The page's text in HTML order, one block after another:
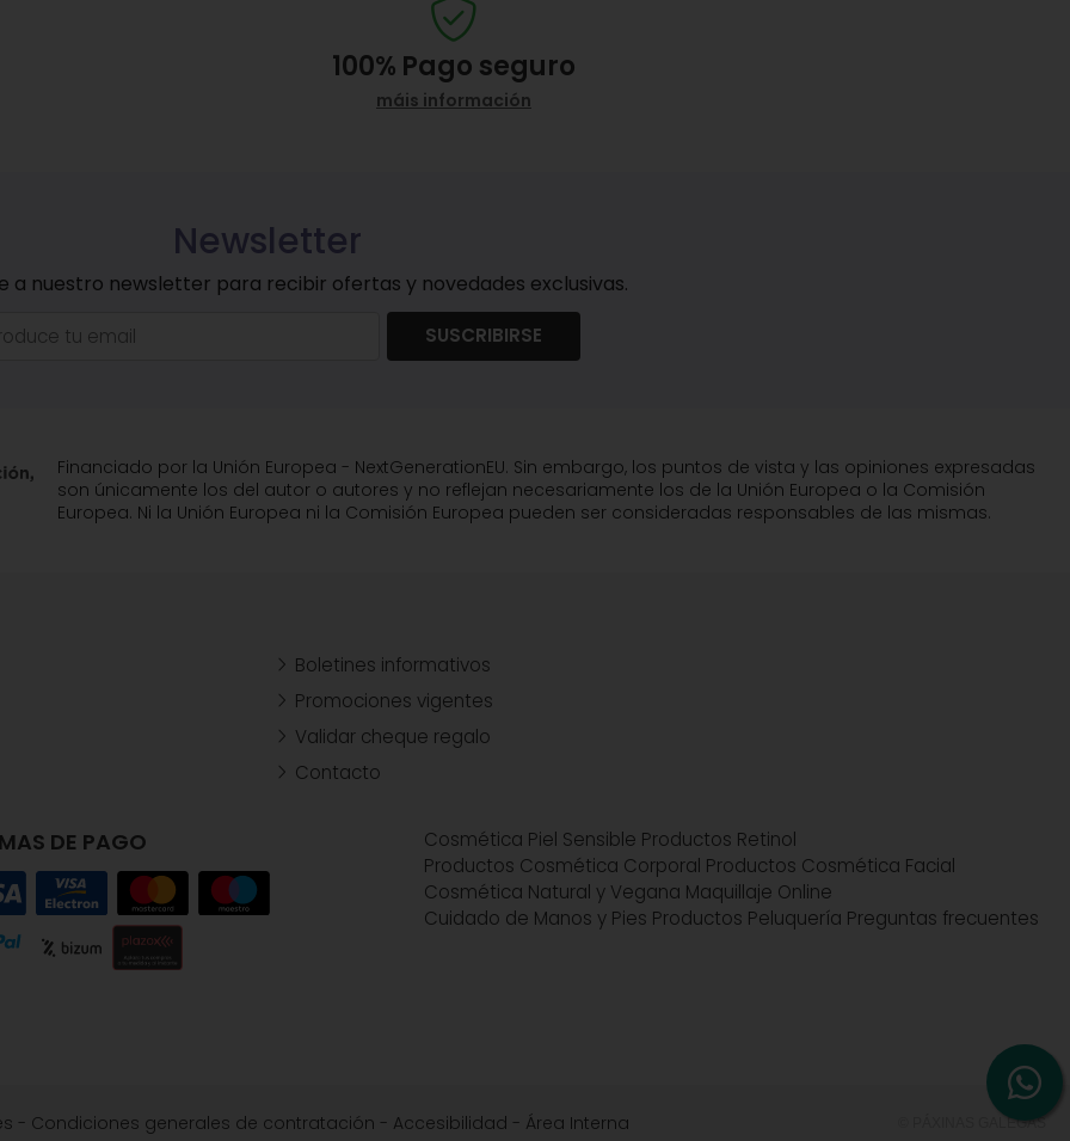
100% Pago seguro
máis información
Newsletter
a nuestro newsletter para recibir ofertas y novedades exclusivas.
SUSCRIBIRSE
Financiado por la Unión Europea - NextGenerationEU. Sin embargo, los puntos de vista y las opiniones expresadas
son únicamente los del autor o autores y no reflejan necesariamente los de la Unión Europea o la Comisión
Europea. Ni la Unión Europea ni la Comisión Europea pueden ser consideradas responsables de las mismas.
DE PAGO
Boletines informativos
Promociones vigentes
Validar cheque regalo
Contacto
Cosmética Piel Sensible Productos Retinol
Productos Cosmética Corporal Productos Cosmética Facial
Cosmética Natural y Vegana Maquillaje Online
Cuidado de Manos y Pies Productos Peluquería Preguntas frecuentes
- Condiciones generales de contratación - Accesibilidad - Área Interna © PÁXINAS GALEGAS